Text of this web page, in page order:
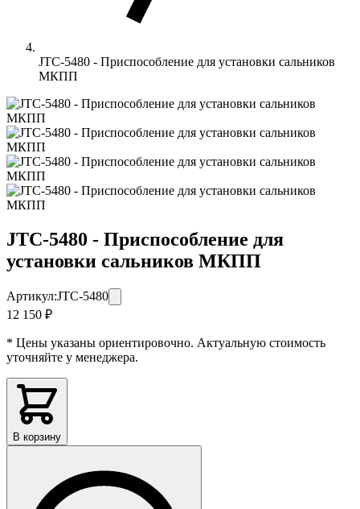
JTC-5480 - Приспособление для установки сальников
МКПП
JTC-5480 - Приспособление для
установки сальников МКПП
Артикул:JTC-5480
12 150 ₽
* Цены указаны ориентировочно. Актуальную стоимость
уточняйте у менеджера.
В корзину